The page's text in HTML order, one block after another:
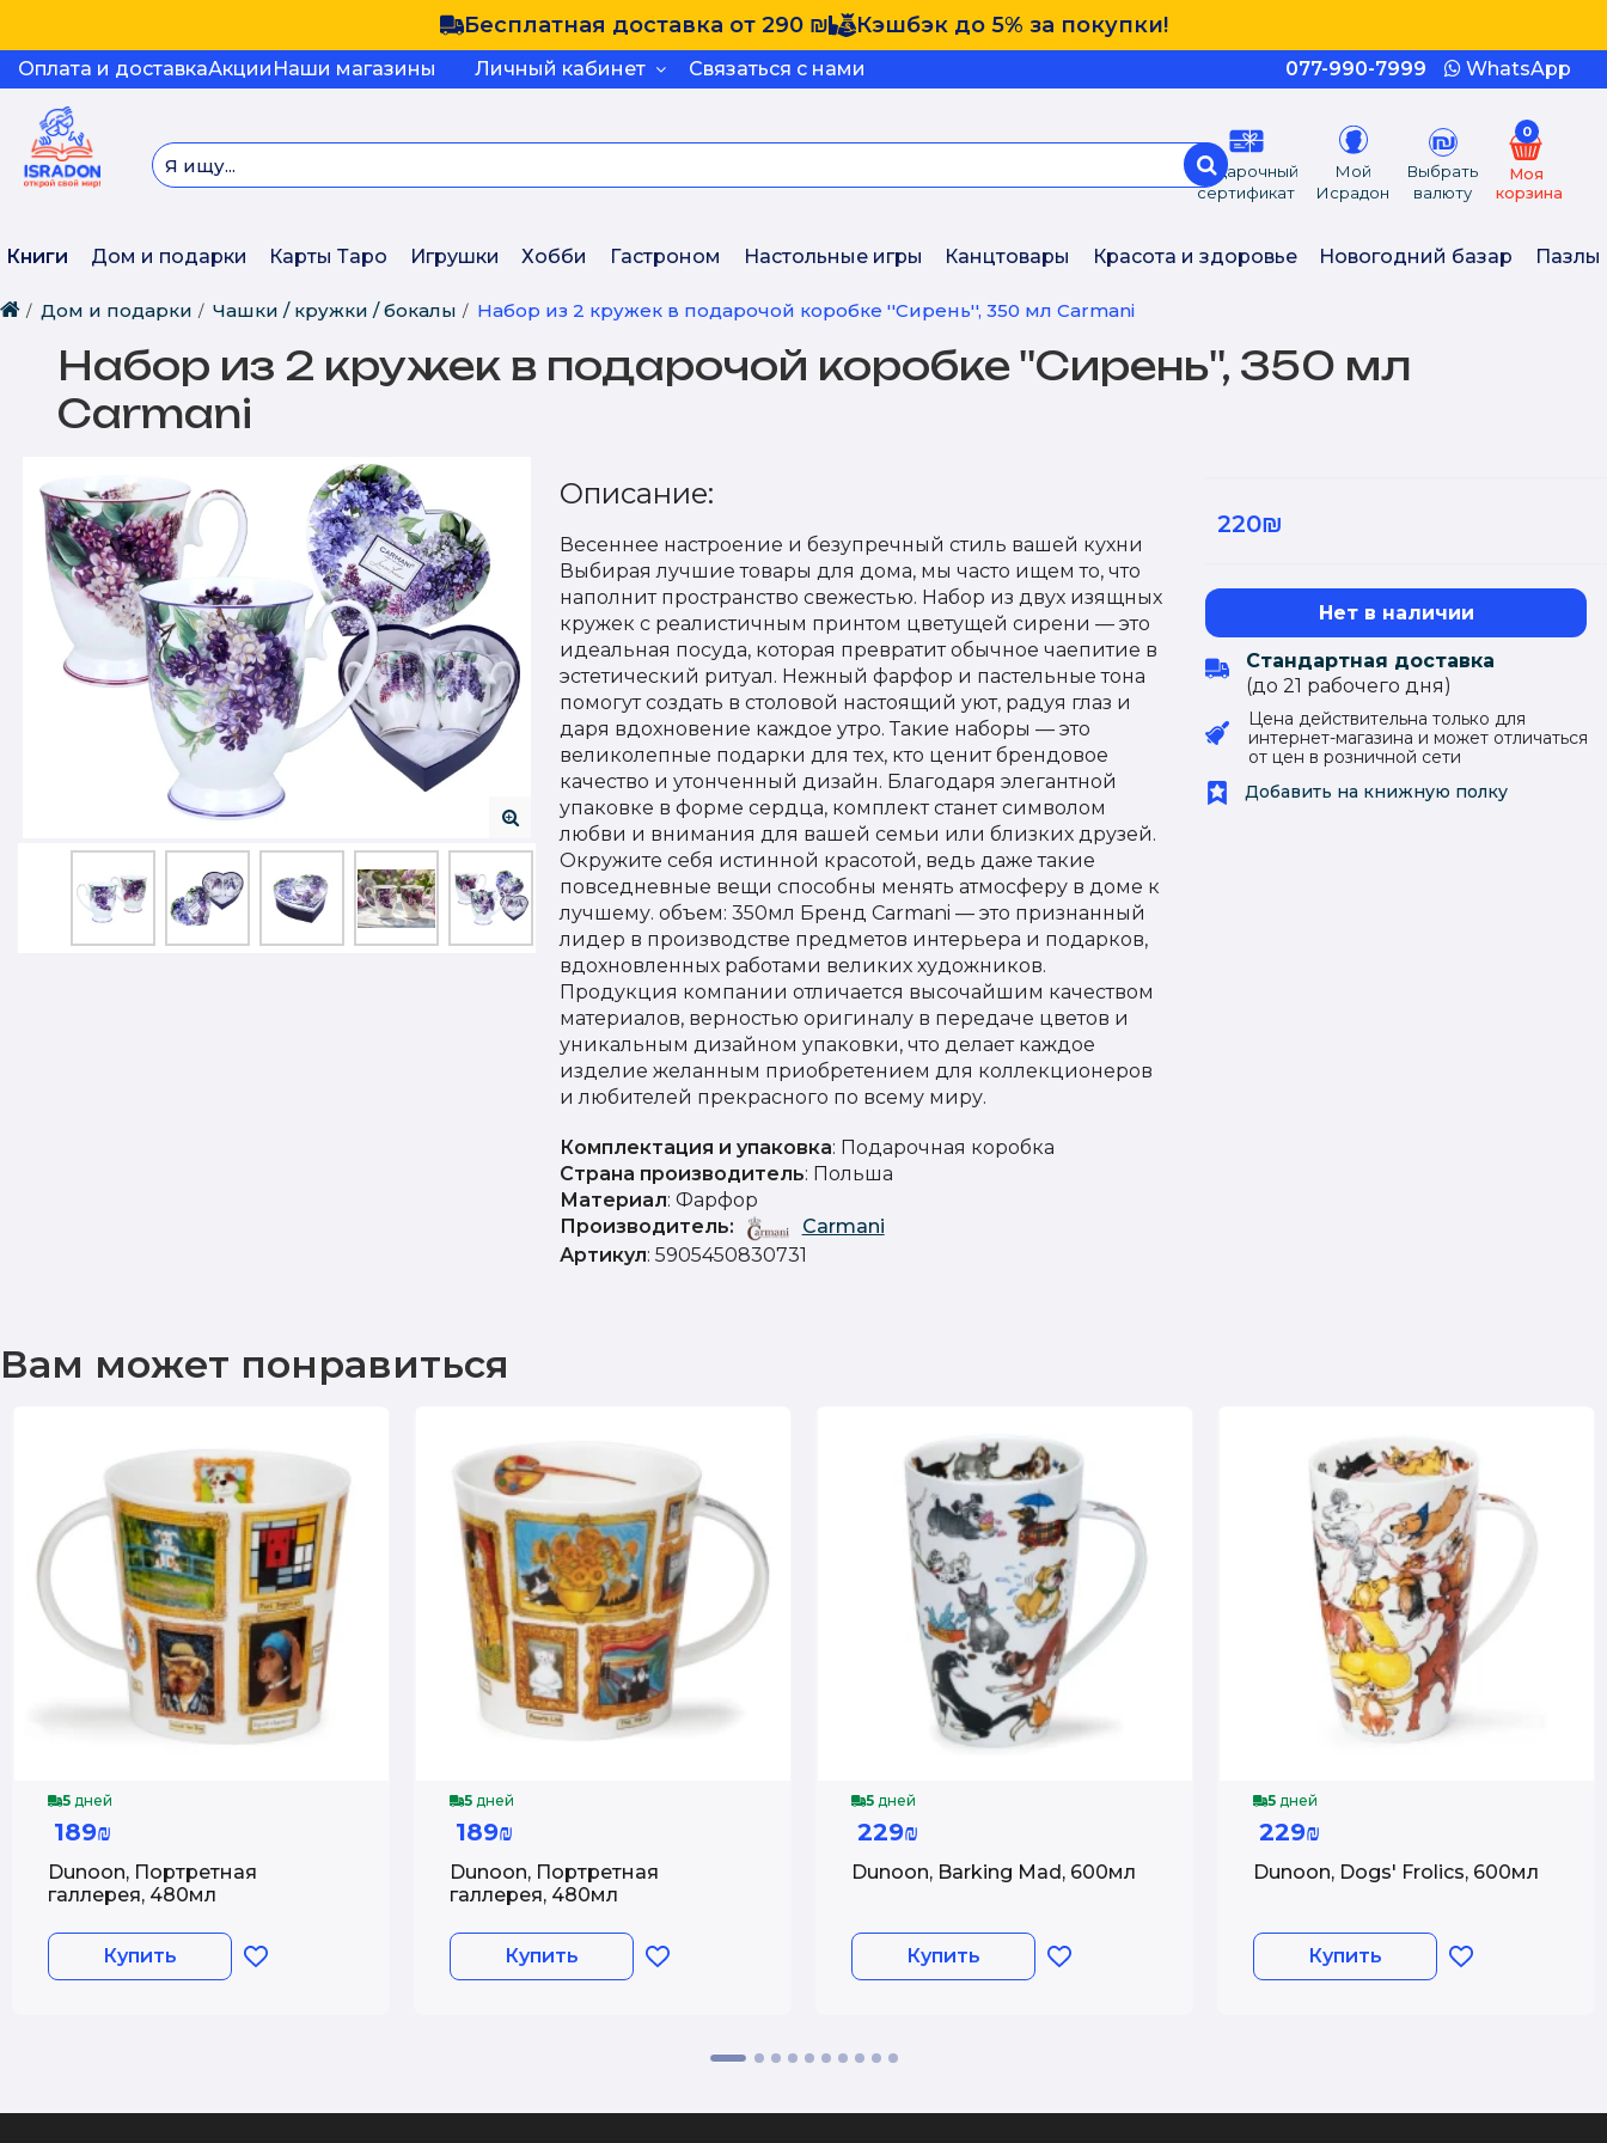
Бесплатная доставка от 290 ₪ Кэшбэк до 5% за покупки!
Оплата и доставкаАкции Наши магазины Личный кабинет Связаться с нами 077-990-7999 WhatsApp
Подарочный
сертификат
Мой
Исрадон
Выбрать
валюту
0
Моя
корзина
Книги Дом и подарки Карты Таро Игрушки Хобби Гастроном Настольные игры Канцтовары Красота и здоровье Новогодний базар Пазлы
Дом и подарки Чашки / кружки / бокалы Набор из 2 кружек в подарочой коробке ''Сирень'', 350 мл Carmani
Набор из 2 кружек в подарочой коробке ''Сирень'', 350 мл
Carmani
Описание:
Весеннее настроение и безупречный стиль вашей кухни
Выбирая лучшие товары для дома, мы часто ищем то, что
наполнит пространство свежестью. Набор из двух изящных
кружек с реалистичным принтом цветущей сирени — это
идеальная посуда, которая превратит обычное чаепитие в
эстетический ритуал. Нежный фарфор и пастельные тона
помогут создать в столовой настоящий уют, радуя глаз и
даря вдохновение каждое утро. Такие наборы — это
великолепные подарки для тех, кто ценит брендовое
качество и утонченный дизайн. Благодаря элегантной
упаковке в форме сердца, комплект станет символом
любви и внимания для вашей семьи или близких друзей.
Окружите себя истинной красотой, ведь даже такие
повседневные вещи способны менять атмосферу в доме к
лучшему. объем: 350мл Бренд Carmani — это признанный
лидер в производстве предметов интерьера и подарков,
вдохновленных работами великих художников.
Продукция компании отличается высочайшим качеством
материалов, верностью оригиналу в передаче цветов и
уникальным дизайном упаковки, что делает каждое
изделие желанным приобретением для коллекционеров
и любителей прекрасного по всему миру.
Комплектация и упаковка: Подарочная коробка
Страна производитель: Польша
Материал: Фарфор
Производитель:
Carmani
Артикул: 5905450830731
220₪
Нет в наличии
Стандартная доставка
(до 21 рабочего дня)
Цена действительна только для
интернет-магазина и может отличаться
от цен в розничной сети
Добавить на книжную полку
Вам может понравиться
5 дней
189₪
Dunoon, Портретная
галлерея, 480мл
Купить
5 дней
189₪
Dunoon, Портретная
галлерея, 480мл
Купить
5 дней
229₪
Dunoon, Barking Mad, 600мл
Купить
5 дней
229₪
Dunoon, Dogs' Frolics, 600мл
Купить